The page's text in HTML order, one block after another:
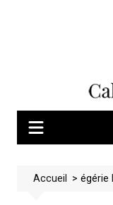
Accueil >égérie